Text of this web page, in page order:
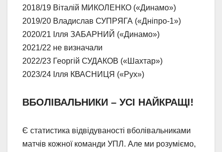
2018/19 Віталій МИКОЛЕНКО («Динамо»)
2019/20 Владислав СУПРЯГА («Дніпро-1»)
2020/21 Ілля ЗАБАРНИЙ («Динамо»)
2021/22 не визначали
2022/23 Георгій СУДАКОВ («Шахтар»)
2023/24 Ілля КВАСНИЦЯ («Рух»)
ВБОЛІВАЛЬНИКИ – УСІ НАЙКРАЩІ!
Є статистика відвідуваності вболівальниками
матчів кожної команди УПЛ. Але ми розуміємо,